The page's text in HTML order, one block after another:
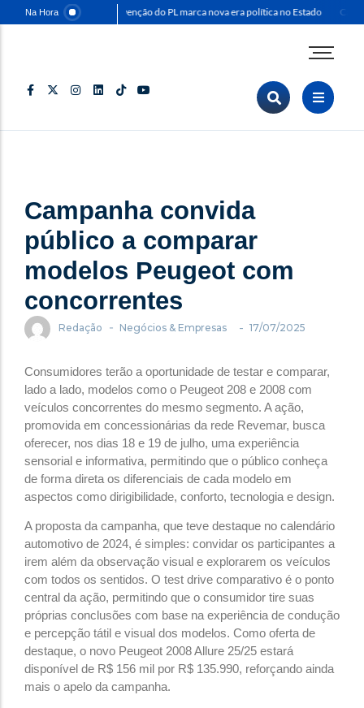
Na Hora Convenção do PL marca nova era política no Estado
Agenda Corporativa
Política & Sociedade
Sustentabilidade
Campanha convida
público a comparar
modelos Peugeot com
concorrentes
Redação - Negócios & Empresas - 17/07/2025
Consumidores terão a oportunidade de testar e comparar,
lado a lado, modelos como o Peugeot 208 e 2008 com
veículos concorrentes do mesmo segmento. A ação,
promovida em concessionárias da rede Revemar, busca
oferecer, nos dias 18 e 19 de julho, uma experiência
sensorial e informativa, permitindo que o público conheça
de forma direta os diferenciais de cada modelo em
aspectos como dirigibilidade, conforto, tecnologia e design.
A proposta da campanha, que teve destaque no calendário
automotivo de 2024, é simples: convidar os participantes a
irem além da observação visual e explorarem os veículos
com todos os sentidos. O test drive comparativo é o ponto
central da ação, permitindo que o consumidor tire suas
próprias conclusões com base na experiência de condução
e percepção tátil e visual dos modelos. Como oferta de
destaque, o novo Peugeot 2008 Allure 25/25 estará
disponível de R$ 156 mil por R$ 135.990, reforçando ainda
mais o apelo da campanha.